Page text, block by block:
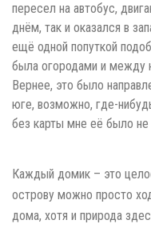
пересел на автобус,
днём, так и оказался в
ещё одной попуткой
была огородами и между
Вернее, это было
юге, возможно, где-
без карты мне её было не
Каждый домик – это
острову можно просто
дома, хотя и природа